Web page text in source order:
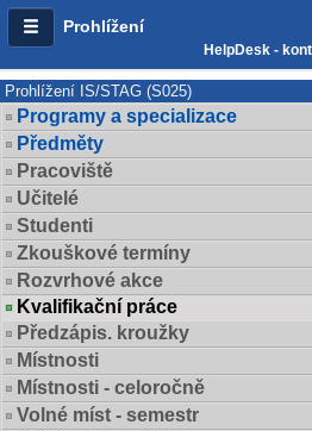
Prohlížení
HelpDesk -
Prohlížení IS/STAG (S025)
Programy a specializace
Předměty
Pracoviště
Učitelé
Studenti
Zkouškové termíny
Rozvrhové akce
Kvalifikační práce
Předzápis. kroužky
Místnosti
Místnosti - celoročně
Volné míst - semestr